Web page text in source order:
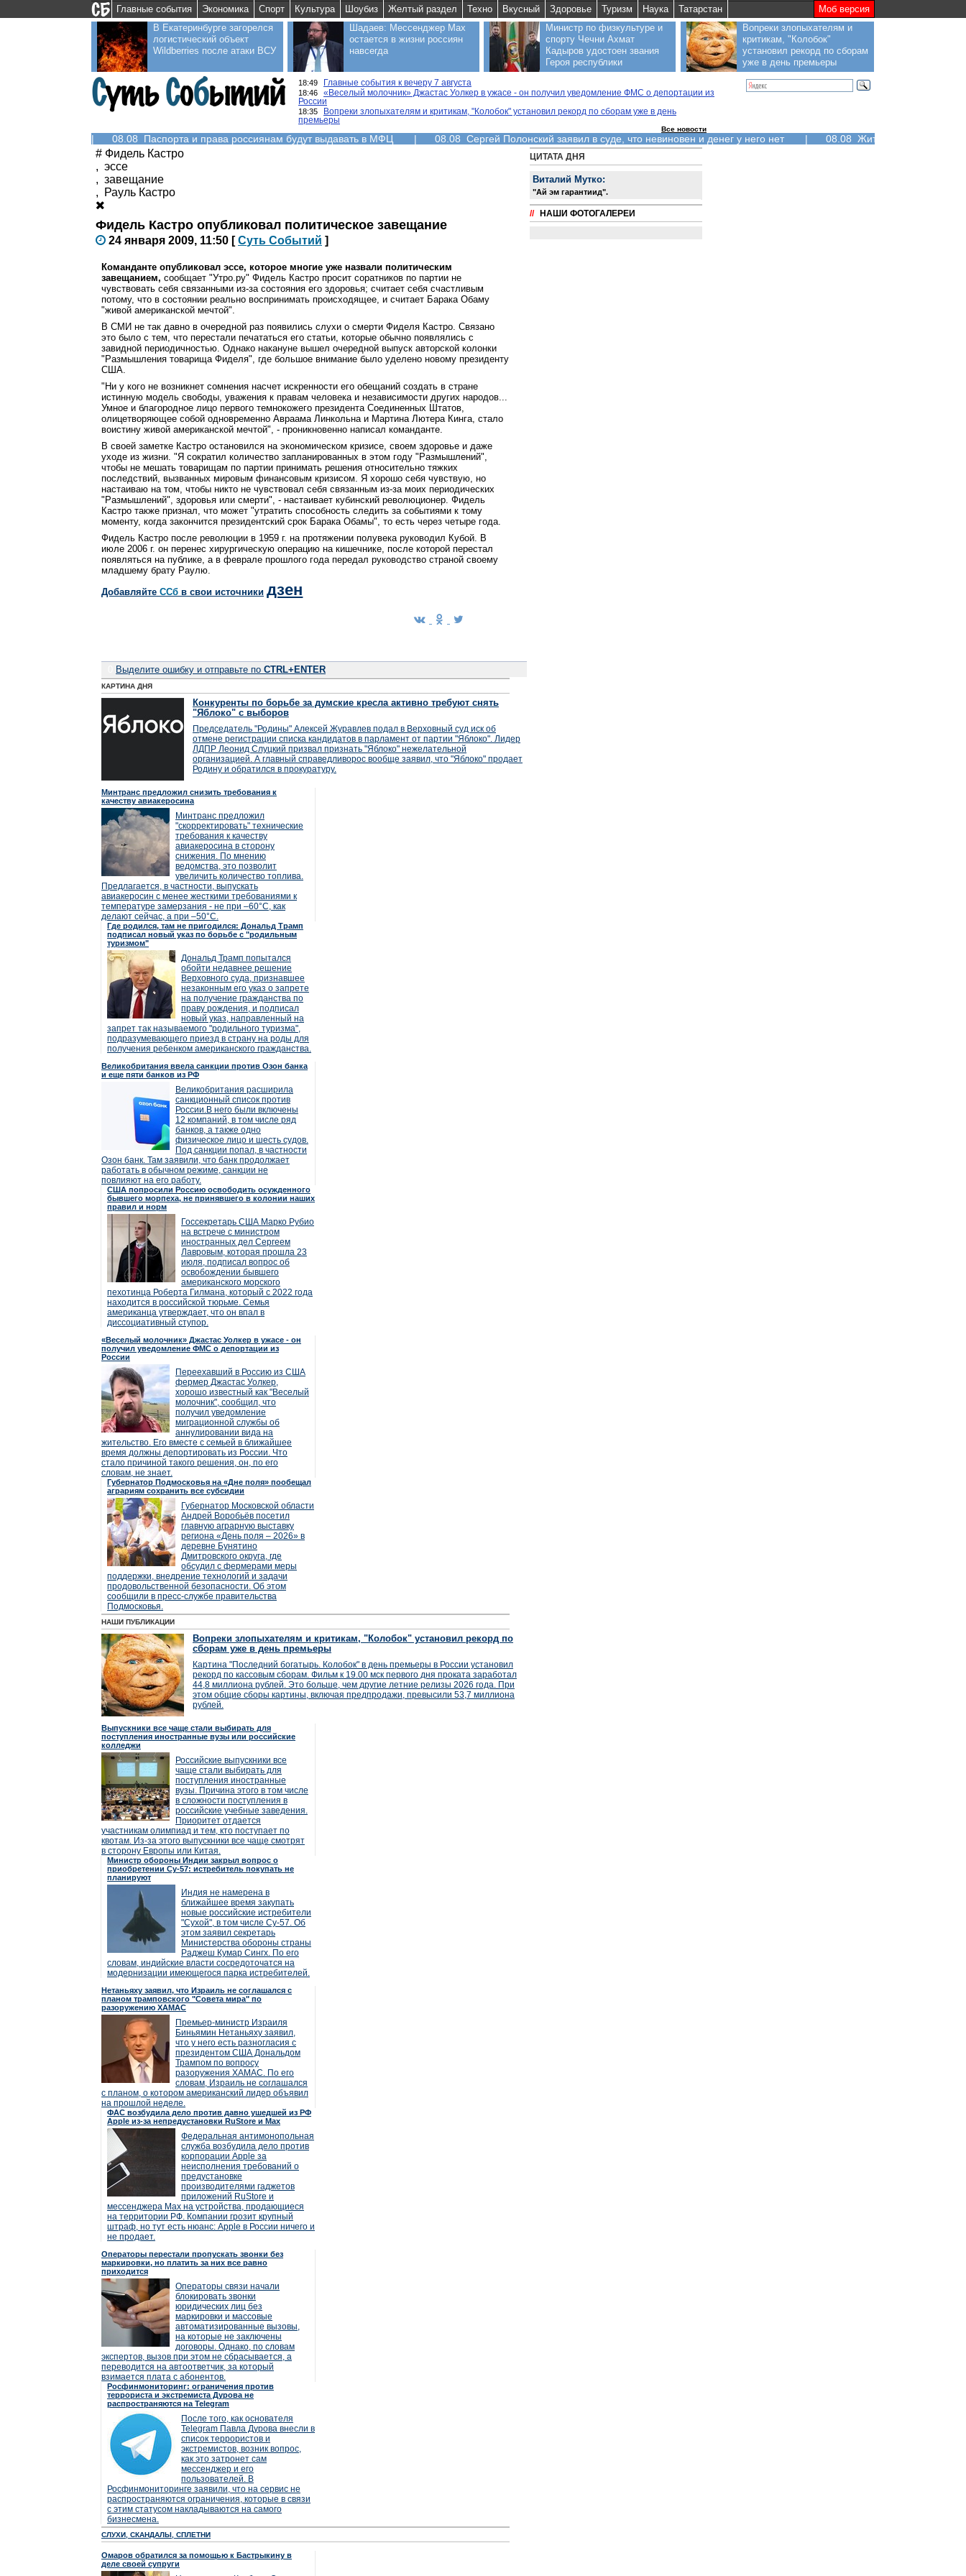
Главные события Экономика Спорт Культура Шоубиз Желтый раздел Техно Вкусный Здоровье Туризм Наука Татарстан
Моб версия
В Екатеринбурге загорелся
логистический объект
Wildberries после атаки ВСУ
Шадаев: Мессенджер Max
остается в жизни россиян
навсегда
Министр по физкультуре и
спорту Чечни Ахмат
Кадыров удостоен звания
Героя республики
Вопреки злопыхателям и
критикам, "Колобок"
установил рекорд по сборам
уже в день премьеры
18:49
Главные события к вечеру 7 августа
18:46
«Веселый молочник» Джастас Уолкер в ужасе - он получил уведомление ФМС о депортации из
России
18:35
Вопреки злопыхателям и критикам, "Колобок" установил рекорд по сборам уже в день
премьеры
Все новости
| 08.08 Паспорта и права россиянам будут выдавать в МФЦ | 08.08 Сергей Полонский заявил в суде, что невиновен и денег у него нет | 08.08 Жители Курильских
# Фидель Кастро
, эссе
, завещание
,
Рауль Кастро
Фидель Кастро опубликовал политическое завещание
24 января 2009, 11:50 [Суть Событий ]
Команданте опубликовал эссе, которое многие уже назвали политическим
завещанием, сообщает "Утро.ру" Фидель Кастро просит соратников по партии не
чувствовать себя связанными из-за состояния его здоровья; считает себя счастливым
потому, что в состоянии реально воспринимать происходящее, и считает Барака Обаму
"живой американской мечтой".
В СМИ не так давно в очередной раз появились слухи о смерти Фиделя Кастро. Связано
это было с тем, что перестали печататься его статьи, которые обычно появлялись с
завидной периодичностью. Однако накануне вышел очередной выпуск авторской колонки
"Размышления товарища Фиделя", где большое внимание было уделено новому президенту
США.
"Ни у кого не возникнет сомнения насчет искренности его обещаний создать в стране
истинную модель свободы, уважения к правам человека и независимости других народов...
Умное и благородное лицо первого темнокожего президента Соединенных Штатов,
олицетворяющее собой одновременно Авраама Линкольна и Мартина Лютера Кинга, стало
воистину живой американской мечтой", - проникновенно написал команданте.
В своей заметке Кастро остановился на экономическом кризисе, своем здоровье и даже
уходе из жизни. "Я сократил количество запланированных в этом году "Размышлений",
чтобы не мешать товарищам по партии принимать решения относительно тяжких
последствий, вызванных мировым финансовым кризисом. Я хорошо себя чувствую, но
настаиваю на том, чтобы никто не чувствовал себя связанным из-за моих периодических
"Размышлений", здоровья или смерти", - настаивает кубинский революционер. Фидель
Кастро также признал, что может "утратить способность следить за событиями к тому
моменту, когда закончится президентский срок Барака Обамы", то есть через четыре года.
Фидель Кастро после революции в 1959 г. на протяжении полувека руководил Кубой. В
июле 2006 г. он перенес хирургическую операцию на кишечнике, после которой перестал
появляться на публике, а в феврале прошлого года передал руководство страной своему
младшему брату Раулю.
Добавляйте CСб в свои источники дзен
Выделите ошибку и отправьте по CTRL+ENTER
КАРТИНА ДНЯ
Конкуренты по борьбе за думские кресла активно требуют снять
"Яблоко" с выборов
Председатель "Родины" Алексей Журавлев подал в Верховный суд иск об
отмене регистрации списка кандидатов в парламент от партии "Яблоко". Лидер
ЛДПР Леонид Слуцкий призвал признать "Яблоко" нежелательной
организацией. А главный справедливорос вообще заявил, что "Яблоко" продает
Родину и обратился в прокуратуру.
Минтранс предложил снизить требования к
качеству авиакеросина
Минтранс предложил
"скорректировать" технические
требования к качеству
авиакеросина в сторону
снижения. По мнению
ведомства, это позволит
увеличить количество топлива.
Предлагается, в частности, выпускать
авиакеросин с менее жесткими требованиями к
температуре замерзания - не при –60°C, как
делают сейчас, а при –50°C.
Где родился, там не пригодился: Дональд Трамп
подписал новый указ по борьбе с "родильным
туризмом"
Дональд Трамп попытался
обойти недавнее решение
Верховного суда, признавшее
незаконным его указ о запрете
на получение гражданства по
праву рождения, и подписал
новый указ, направленный на
запрет так называемого "родильного туризма",
подразумевающего приезд в страну на роды для
получения ребенком американского гражданства.
Великобритания ввела санкции против Озон банка
и еще пяти банков из РФ
Великобритания расширила
санкционный список против
России.В него были включены
12 компаний, в том числе ряд
банков, а также одно
физическое лицо и шесть судов.
Под санкции попал, в частности
Озон банк. Там заявили, что банк продолжает
работать в обычном режиме, санкции не
повлияют на его работу.
США попросили Россию освободить осужденного
бывшего морпеха, не принявшего в колонии наших
правил и норм
Госсекретарь США Марко Рубио
на встрече с министром
иностранных дел Сергеем
Лавровым, которая прошла 23
июля, подписал вопрос об
освобождении бывшего
американского морского
пехотинца Роберта Гилмана, который с 2022 года
находится в российской тюрьме. Семья
американца утверждает, что он впал в
диссоциативный ступор.
«Веселый молочник» Джастас Уолкер в ужасе - он
получил уведомление ФМС о депортации из
России
Переехавший в Россию из США
фермер Джастас Уолкер,
хорошо известный как "Веселый
молочник", сообщил, что
получил уведомление
миграционной службы об
аннулировании вида на
жительство. Его вместе с семьей в ближайшее
время должны депортировать из России. Что
стало причиной такого решения, он, по его
словам, не знает.
Губернатор Подмосковья на «Дне поля» пообещал
аграриям сохранить все субсидии
Губернатор Московской области
Андрей Воробьёв посетил
главную аграрную выставку
региона «День поля – 2026» в
деревне Бунятино
Дмитровского округа, где
обсудил с фермерами меры
поддержки, внедрение технологий и задачи
продовольственной безопасности. Об этом
сообщили в пресс-службе правительства
Подмосковья.
НАШИ ПУБЛИКАЦИИ
Вопреки злопыхателям и критикам, "Колобок" установил рекорд по
сборам уже в день премьеры
Картина "Последний богатырь. Колобок" в день премьеры в России установил
рекорд по кассовым сборам. Фильм к 19.00 мск первого дня проката заработал
44,8 миллиона рублей. Это больше, чем другие летние релизы 2026 года. При
этом общие сборы картины, включая предпродажи, превысили 53,7 миллиона
рублей.
Выпускники все чаще стали выбирать для
поступления иностранные вузы или российские
колледжи
Российские выпускники все
чаще стали выбирать для
поступления иностранные
вузы. Причина этого в том числе
в сложности поступления в
российские учебные заведения.
Приоритет отдается
участникам олимпиад и тем, кто поступает по
квотам. Из-за этого выпускники все чаще смотрят
в сторону Европы или Китая.
Министр обороны Индии закрыл вопрос о
приобретении Су-57: истребитель покупать не
планируют
Индия не намерена в
ближайшее время закупать
новые российские истребители
"Сухой", в том числе Су-57. Об
этом заявил секретарь
Министерства обороны страны
Раджеш Кумар Сингх. По его
словам, индийские власти сосредоточатся на
модернизации имеющегося парка истребителей.
Нетаньяху заявил, что Израиль не соглашался с
планом трамповского "Совета мира" по
разоружению ХАМАС
Премьер-министр Израиля
Биньямин Нетаньяху заявил,
что у него есть разногласия с
президентом США Дональдом
Трампом по вопросу
разоружения ХАМАС. По его
словам, Израиль не соглашался
с планом, о котором американский лидер объявил
на прошлой неделе.
ФАС возбудила дело против давно ушедшей из РФ
Apple из-за непредустановки RuStore и Max
Федеральная антимонопольная
служба возбудила дело против
корпорации Apple за
неисполнения требований о
предустановке
производителями гаджетов
приложений RuStore и
мессенджера Max на устройства, продающиеся
на территории РФ. Компании грозит крупный
штраф, но тут есть нюанс: Apple в России ничего и
не продает.
Операторы перестали пропускать звонки без
маркировки, но платить за них все равно
приходится
Операторы связи начали
блокировать звонки
юридических лиц без
маркировки и массовые
автоматизированные вызовы,
на которые не заключены
договоры. Однако, по словам
экспертов, вызов при этом не сбрасывается, а
переводится на автоответчик, за который
взимается плата с абонентов.
Росфинмониторинг: ограничения против
террориста и экстремиста Дурова не
распространяются на Telegram
После того, как основателя
Telegram Павла Дурова внесли в
список террористов и
экстремистов, возник вопрос,
как это затронет сам
мессенджер и его
пользователей. В
Росфинмониторинге заявили, что на сервис не
распространяются ограничения, которые в связи
с этим статусом накладываются на самого
бизнесмена.
СЛУХИ, СКАНДАЛЫ, СПЛЕТНИ
Омаров обратился за помощью к Бастрыкину в
деле своей супруги
ЦИТАТА ДНЯ
Виталий Мутко:
"Aй эм гарантиид".
// НАШИ ФОТОГАЛЕРЕИ